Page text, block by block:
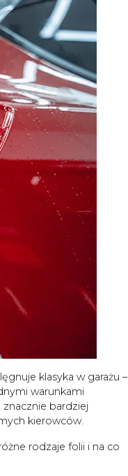
klasyka w garażu –
warunkami
bardziej
kierowców.
rodzaje folii i na co